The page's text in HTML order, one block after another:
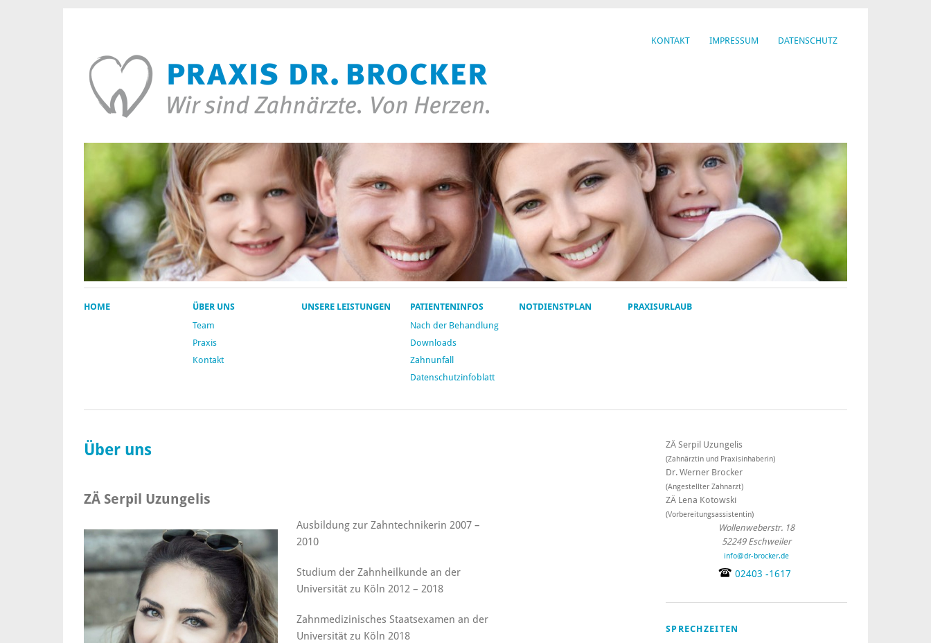
KONTAKT IMPRESSUM DATENSCHUTZ
HOME
ÜBER UNS
Team
Praxis
Kontakt
UNSERE LEISTUNGEN
PATIENTENINFOS
Nach der Behandlung
Downloads
Zahnunfall
Datenschutzinfoblatt
NOTDIENSTPLAN PRAXISURLAUB
Über uns
ZÄ Serpil Uzungelis
Ausbildung zur Zahntechnikerin 2007 –
2010
Studium der Zahnheilkunde an der
Universität zu Köln 2012 – 2018
Zahnmedizinisches Staatsexamen an der
Universität zu Köln 2018
ZÄ Serpil Uzungelis
(Zahnärztin und Praxisinhaberin)
Dr. Werner Brocker
(Angestellter Zahnarzt)
ZÄ Lena Kotowski
(Vorbereitungsassistentin)
Wollenweberstr. 18
52249 Eschweiler
info@dr-brocker.de
02403 -1617
SPRECHZEITEN